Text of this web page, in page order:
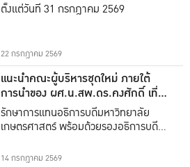
ตั้งแต่วันที่ 31 กรกฎาคม 2569
22 กรกฎาคม 2569
แนะนำคณะผู้บริหารชุดใหม่ ภายใต้
การนำของ ผศ.น.สพ.ดร.คงศักดิ์ เที่ยง
ธรรม
รักษาการแทนอธิการบดีมหาวิทยาลัย
เกษตรศาสตร์ พร้อมด้วยรองอธิการบดีทั้ง
14 กรกฎาคม 2569